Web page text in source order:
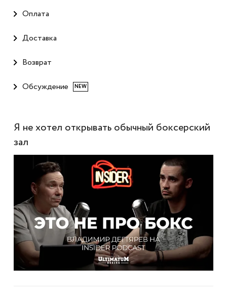
Оплата
Доставка
Возврат
Обсуждение NEW
Я не хотел открывать обычный боксерский
зал